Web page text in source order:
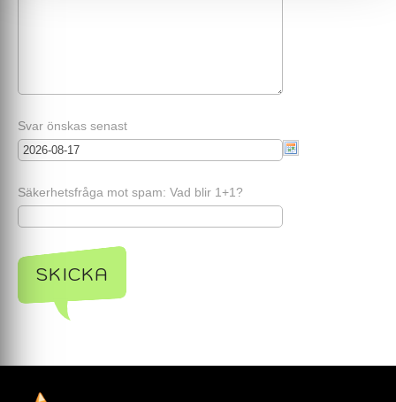
Svar önskas senast
Säkerhetsfråga mot spam: Vad blir 1+1?
SKICKA